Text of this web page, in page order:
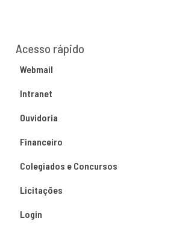
Acesso rápido
Webmail
Intranet
Ouvidoria
Financeiro
Colegiados e Concursos
Licitações
Login